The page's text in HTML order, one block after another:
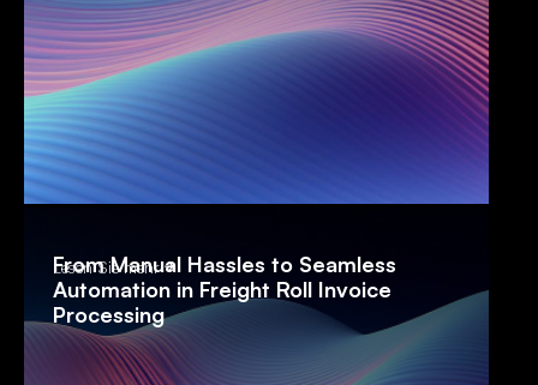
From Manual Hassles to Seamless
Automation in Freight Roll Invoice
Processing
Lesen Sie mehr